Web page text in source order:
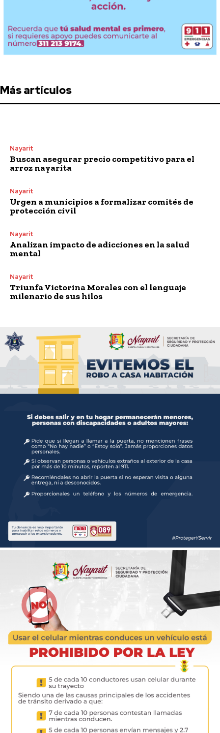
Más artículos
Nayarit
Buscan asegurar precio competitivo para el
arroz nayarita
Nayarit
Urgen a municipios a formalizar comités de
protección civil
Nayarit
Analizan impacto de adicciones en la salud
mental
Nayarit
Triunfa Victorina Morales con el lenguaje
milenario de sus hilos